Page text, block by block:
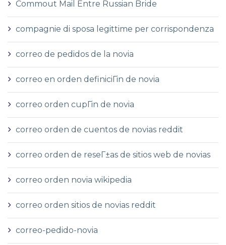
Commout Mail Entre Russian Bride
compagnie di sposa legittime per corrispondenza
correo de pedidos de la novia
correo en orden definiciГіn de novia
correo orden cupГіn de novia
correo orden de cuentos de novias reddit
correo orden de reseГ±as de sitios web de novias
correo orden novia wikipedia
correo orden sitios de novias reddit
correo-pedido-novia